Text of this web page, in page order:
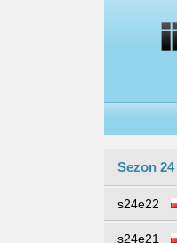
Sezon 24
s24e22
s24e21